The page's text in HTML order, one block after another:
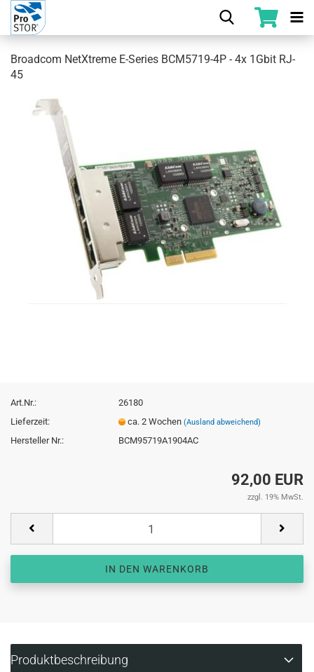
Broadcom NetXtreme E-Series BCM5719-4P - 4x 1Gbit RJ-
45
Art.Nr.:
26180
Lieferzeit:
ca. 2 Wochen(Ausland abweichend)
Hersteller Nr.: BCM95719A1904AC
92,00 EUR
zzgl. 19% MwSt.
Produktbeschreibung